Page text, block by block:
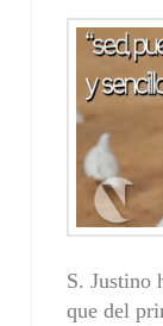
S. Justino
que del